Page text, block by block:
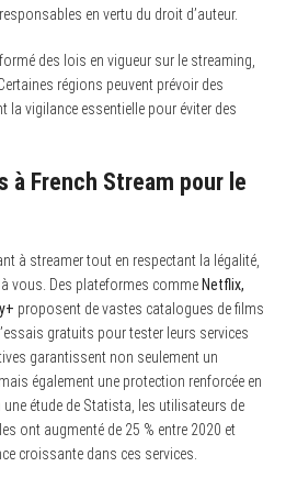
en vertu du droit d’auteur.
des lois en vigueur sur le streaming,
régions peuvent prévoir des
la vigilance essentielle pour éviter des
à French Stream pour le
à streamer tout en respectant la légalité,
vous. Des plateformes comme Netflix,
proposent de vastes catalogues de films
gratuits pour tester leurs services
garantissent non seulement un
également une protection renforcée en
une étude de Statista, les utilisateurs de
ont augmenté de 25 % entre 2020 et
croissante dans ces services.